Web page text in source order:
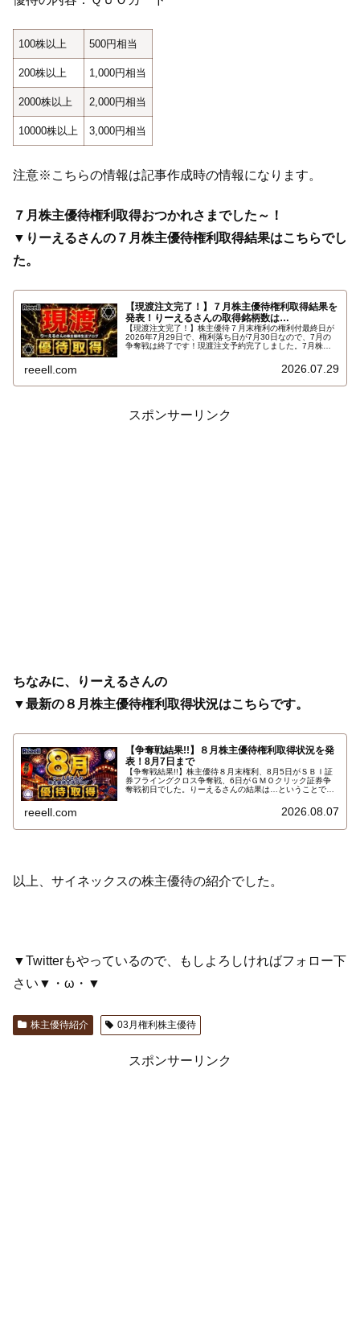
100株以上 500円相当
200株以上 1,000円相当
2000株以上 2,000円相当
10000株以上 3,000円相当
注意※こちらの情報は記事作成時の情報になります。
７月株主優待権利取得おつかれさまでした～！
▼りーえるさんの７月株主優待権利取得結果はこちらでし
た。
【現渡注文完了！】７月株主優待権利取得結果を
発表！りーえるさんの取得銘柄数は…
【現渡注文完了！】株主優待７月末権利の権利付最終日が
2026年7月29日で、権利落ち日が7月30日なので、7月の
争奪戦は終了です！現渡注文予約完了しました。7月株主
reeell.com 2026.07.29
スポンサーリンク
ちなみに、りーえるさんの
▼最新の８月株主優待権利取得状況はこちらです。
【争奪戦結果!!】８月株主優待権利取得状況を発
表！8月7日まで
【争奪戦結果!!】株主優待８月末権利、8月5日がＳＢＩ証
券フライングクロス争奪戦、6日がＧＭＯクリック証券争
奪戦初日でした。りーえるさんの結果は…ということで、
含む）を報告します。最新の取得状況はこちらです…
reeell.com 2026.08.07
以上、サイネックスの株主優待の紹介でした。
▼Twitterもやっているので、もしよろしければフォロー下
さい▼・ω・▼
株主優待紹介 03月権利株主優待
スポンサーリンク